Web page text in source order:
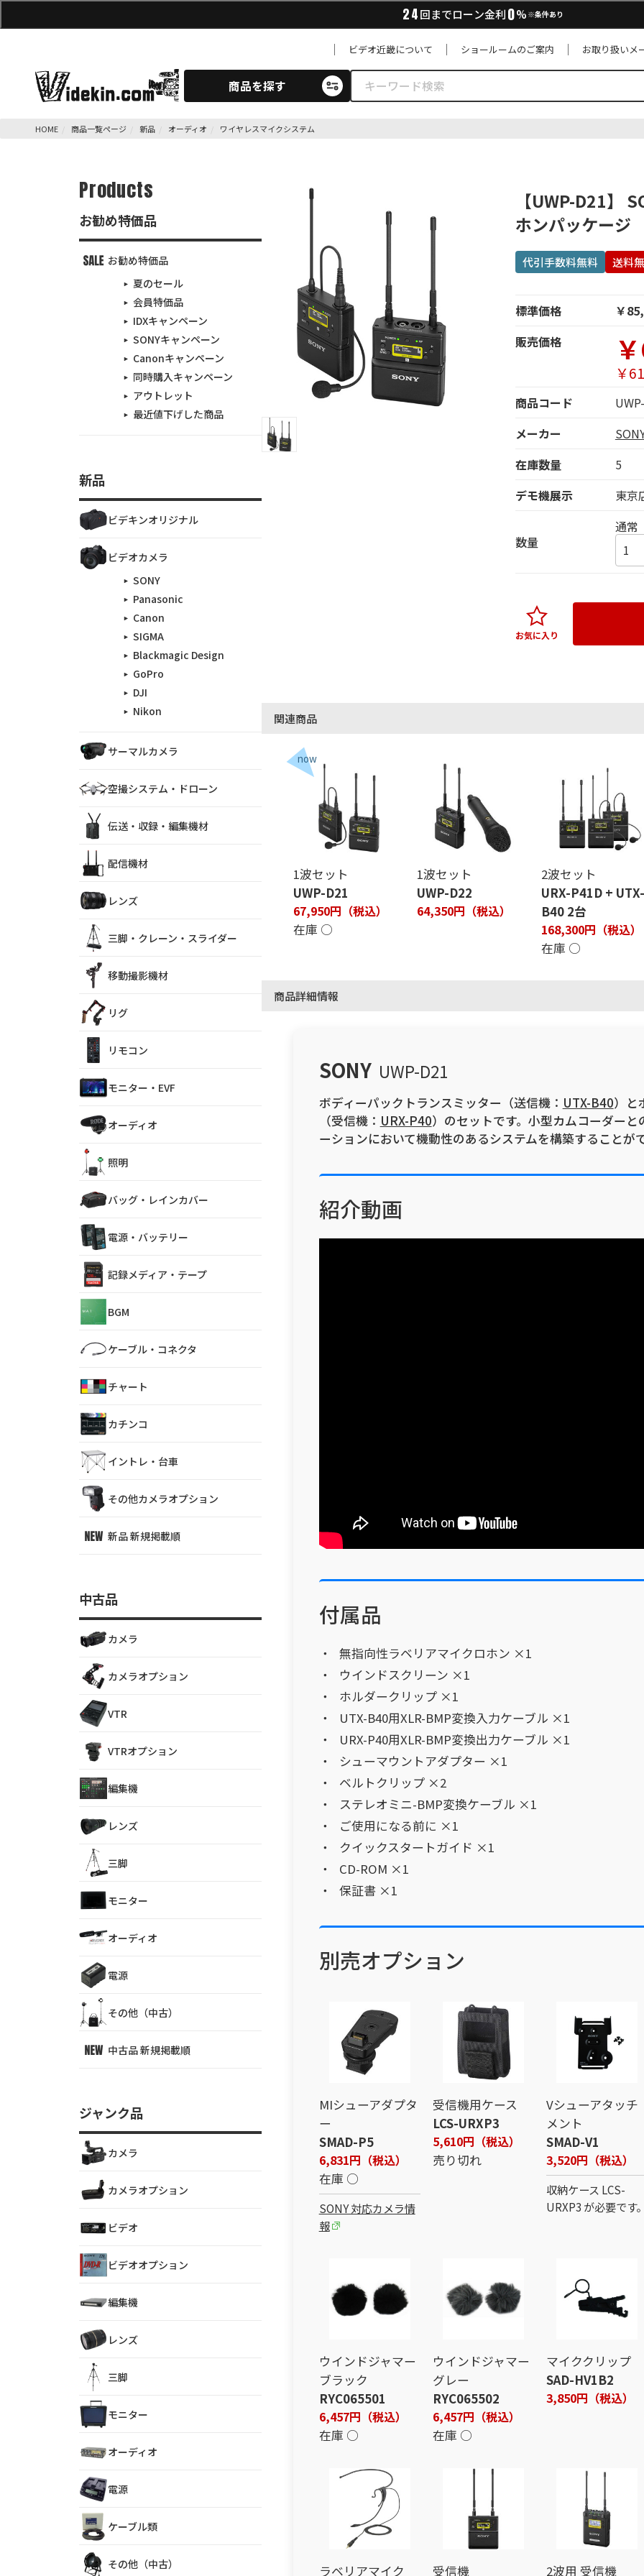
24回までローン金利0% ※条件あり
ビデオ近畿について ショールームのご案内 お取り扱いメ
商品を探す
HOME 商品一覧ページ 新品 オーディオ ワイヤレスマイクシステム
【UWP-D21】
ホンパッケージ
代引手数料無料 送料
標準価格
￥
販売価格
￥
商品コード
メーカー
在庫数量
5
デモ機展示
東京
数量
通常
お気に入り
関連商品
1波セット
UWP-D21
67,950円（税込）
在庫 ○
1波セット
UWP-D22
64,350円（税込）
2波セット
URX-P41D + UTX-
B40 2台
168,300円（税込）
在庫 ○
商品詳細情報
SONY UWP-D21
ボディーパックトランスミッター（送信機： UTX-B40）と
（受信機： URX-P40）のセットです。小型カムコーダー
ーションにおいて機動性のあるシステムを構築することが
紹介動画
付属品
無指向性ラベリアマイクロホン ×1
ウインドスクリーン ×1
ホルダークリップ ×1
UTX-B40用XLR-BMP変換入力ケーブル ×1
URX-P40用XLR-BMP変換出力ケーブル ×1
シューマウントアダプター ×1
ベルトクリップ ×2
ステレオミニ-BMP変換ケーブル ×1
ご使用になる前に ×1
クイックスタートガイド ×1
CD-ROM ×1
保証書 ×1
別売オプション
MIシューアダプタ
ー
SMAD-P5
6,831円（税込）
在庫 ○
SONY 対応カメラ情
報
受信機用ケース
LCS-URXP3
5,610円（税込）
売り切れ
Vシューアタッチ
メント
SMAD-V1
3,520円（税込）
収納ケース LCS-
URXP3 が必要です
ウインドジャマー
ブラック
RYC065501
6,457円（税込）
在庫 ○
ウインドジャマー
グレー
RYC065502
6,457円（税込）
在庫 ○
マイククリップ
SAD-HV1B2
3,850円（税込）
ラベリアマイク 受信機 2波用 受信機
Products
お勧め特価品
お勧め特価品
夏のセール
会員特価品
IDXキャンペーン
SONYキャンペーン
Canonキャンペーン
同時購入キャンペーン
アウトレット
最近値下げした商品
新品
ビデキンオリジナル
ビデオカメラ
SONY
Panasonic
Canon
SIGMA
Blackmagic Design
GoPro
DJI
Nikon
サーマルカメラ
空撮システム・ドローン
伝送・収録・編集機材
配信機材
レンズ
三脚・クレーン・スライダー
移動撮影機材
リグ
リモコン
モニター・EVF
オーディオ
照明
バッグ・レインカバー
電源・バッテリー
記録メディア・テープ
BGM
ケーブル・コネクタ
チャート
カチンコ
イントレ・台車
その他カメラオプション
新品 新規掲載順
中古品
カメラ
カメラオプション
VTR
VTRオプション
編集機
レンズ
三脚
モニター
オーディオ
電源
その他（中古）
中古品 新規掲載順
ジャンク品
カメラ
カメラオプション
ビデオ
ビデオオプション
編集機
レンズ
三脚
モニター
オーディオ
電源
ケーブル類
その他（中古）